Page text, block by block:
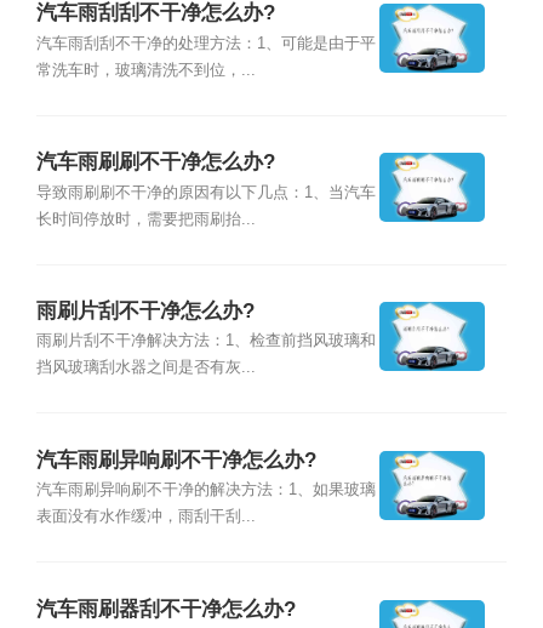
汽车雨刮刮不干净怎么办?
汽车雨刮刮不干净的处理方法：1、可能是由于平
常洗车时，玻璃清洗不到位，...
汽车雨刷刷不干净怎么办?
导致雨刷刷不干净的原因有以下几点：1、当汽车
长时间停放时，需要把雨刷抬...
雨刷片刮不干净怎么办?
雨刷片刮不干净解决方法：1、检查前挡风玻璃和
挡风玻璃刮水器之间是否有灰...
汽车雨刷异响刷不干净怎么办?
汽车雨刷异响刷不干净的解决方法：1、如果玻璃
表面没有水作缓冲，雨刮干刮...
汽车雨刷器刮不干净怎么办?